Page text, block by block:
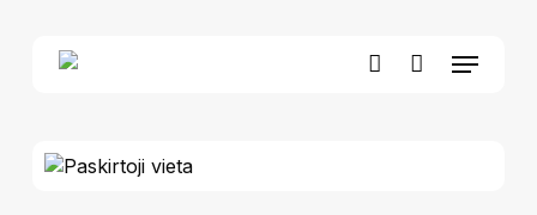
Menu
Close
Cart